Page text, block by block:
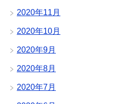
2020年11月
2020年10月
2020年9月
2020年8月
2020年7月